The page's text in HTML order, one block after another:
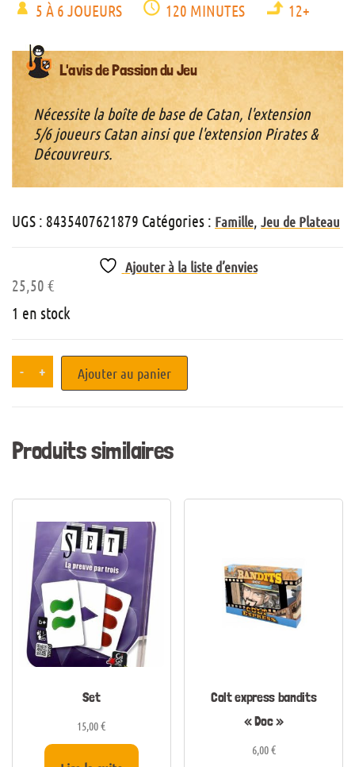
5 À 6 JOUEURS 120 MINUTES 12+
L'avis de Passion du Jeu
Nécessite la boîte de base de Catan, l'extension
5/6 joueurs Catan ainsi que l'extension Pirates &
Découvreurs.
UGS : 8435407621879 Catégories : Famille, Jeu de Plateau
Ajouter à la liste d’envies
25,50 €
1 en stock
- + Ajouter au panier
Produits similaires
Set
15,00€
Colt express bandits
« Doc »
6,00€